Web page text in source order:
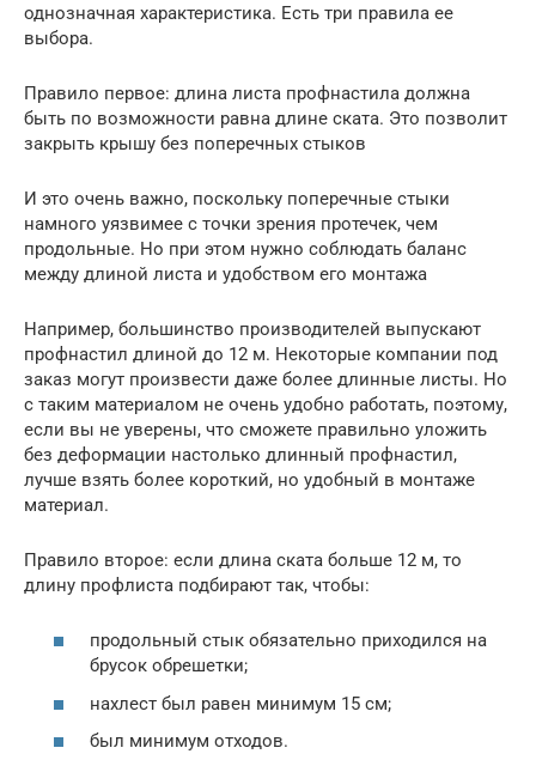
однозначная характеристика. Есть три правила ее
выбора.
Правило первое: длина листа профнастила должна
быть по возможности равна длине ската. Это позволит
закрыть крышу без поперечных стыков
И это очень важно, поскольку поперечные стыки
намного уязвимее с точки зрения протечек, чем
продольные. Но при этом нужно соблюдать баланс
между длиной листа и удобством его монтажа
Например, большинство производителей выпускают
профнастил длиной до 12 м. Некоторые компании под
заказ могут произвести даже более длинные листы. Но
с таким материалом не очень удобно работать, поэтому,
если вы не уверены, что сможете правильно уложить
без деформации настолько длинный профнастил,
лучше взять более короткий, но удобный в монтаже
материал.
Правило второе: если длина ската больше 12 м, то
длину профлиста подбирают так, чтобы:
продольный стык обязательно приходился на
брусок обрешетки;
нахлест был равен минимум 15 см;
был минимум отходов.